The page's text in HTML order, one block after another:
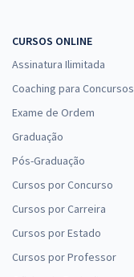
CURSOS ONLINE
Assinatura Ilimitada
Coaching para Concursos
Exame de Ordem
Graduação
Pós-Graduação
Cursos por Concurso
Cursos por Carreira
Cursos por Estado
Cursos por Professor